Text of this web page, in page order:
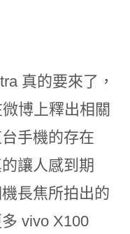
真的要來了，
博上釋出相關
手機的存在
讓人感到期
長焦所拍出的
vivo X100